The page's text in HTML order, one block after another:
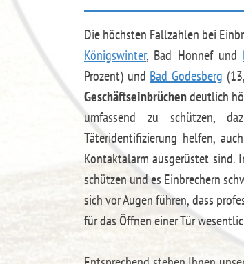
Die höchsten Fallzahlen bei
Königswinter, Bad Honnef und
Prozent) und Bad Godesberg
Geschäftseinbrüchendeutlich
umfassend zu schützen,
Täteridentifizierung helfen,
Kontaktalarm ausgerüstet sind.
schützen und es Einbrechern
sich vor Augen führen, dass
für das Öffnen einer Tür